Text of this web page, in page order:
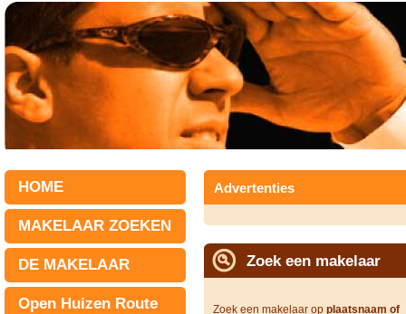
HOME
MAKELAAR ZOEKEN
DE MAKELAAR
Open Huizen Route
Advertenties
Zoek een makelaar
Zoek een makelaar op plaatsnaam of